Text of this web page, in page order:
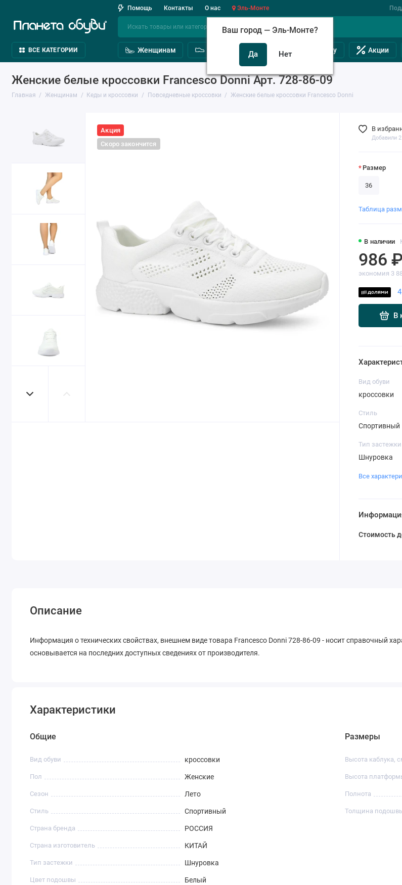
Помощь Контакты О нас Эль-Монте
Ваш город — Эль-Монте?
ВСЕ КАТЕГОРИИ Женщинам Обувь на полную ногу Акции
Женские белые кроссовки Francesco Donni Арт. 728-86-09
Главная Женщинам Кеды и кроссовки Повседневные кроссовки Женские белые кроссовки Francesco Donni
Акция
Скоро закончится
В наличии
986 ₽
экономия 3
В
В
Добавили
Размер
36
Таблица
Вид обуви
кроссовки
Стиль
Спортивный
Тип застежки
Шнуровка
Все
Стоимость
Описание
Информация о технических свойствах, внешнем виде товара Francesco Donni 728-86-09 - носит справочный
основывается на последних доступных сведениях от производителя.
Характеристики
Общие
Вид обуви кроссовки
Пол Женские
Сезон Лето
Стиль Спортивный
Страна бренда РОССИЯ
Страна изготовитель КИТАЙ
Тип застежки Шнуровка
Цвет подошвы Белый
Размеры
Высота каблука,
Высота
Полнота
Толщина